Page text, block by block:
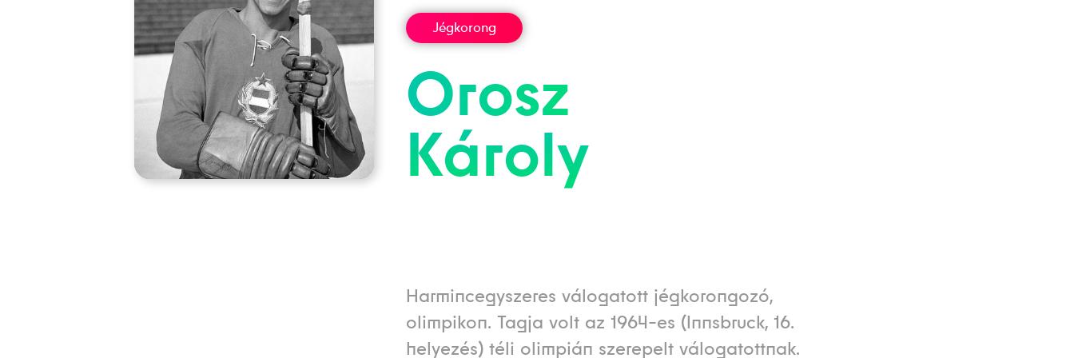
Jégkorong
Orosz
Károly
Harmincegyszeres válogatott jégkorongozó,
olimpikon. Tagja volt az 1964-es (Innsbruck, 16.
helyezés) téli olimpián szerepelt válogatottnak.